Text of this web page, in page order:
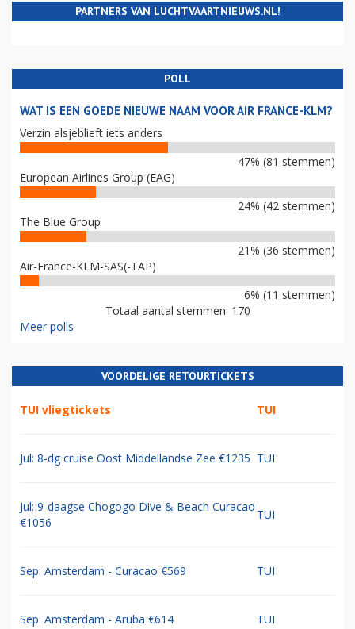
PARTNERS VAN LUCHTVAARTNIEUWS.NL!
POLL
WAT IS EEN GOEDE NIEUWE NAAM VOOR AIR FRANCE-KLM?
Verzin alsjeblieft iets anders
47% (81 stemmen)
European Airlines Group (EAG)
24% (42 stemmen)
The Blue Group
21% (36 stemmen)
Air-France-KLM-SAS(-TAP)
6% (11 stemmen)
Totaal aantal stemmen: 170
Meer polls
VOORDELIGE RETOURTICKETS
TUI vliegtickets TUI
Jul: 8-dg cruise Oost Middellandse Zee €1235 TUI
Jul: 9-daagse Chogogo Dive & Beach Curacao
€1056
TUI
Sep: Amsterdam - Curacao €569 TUI
Sep: Amsterdam - Aruba €614 TUI